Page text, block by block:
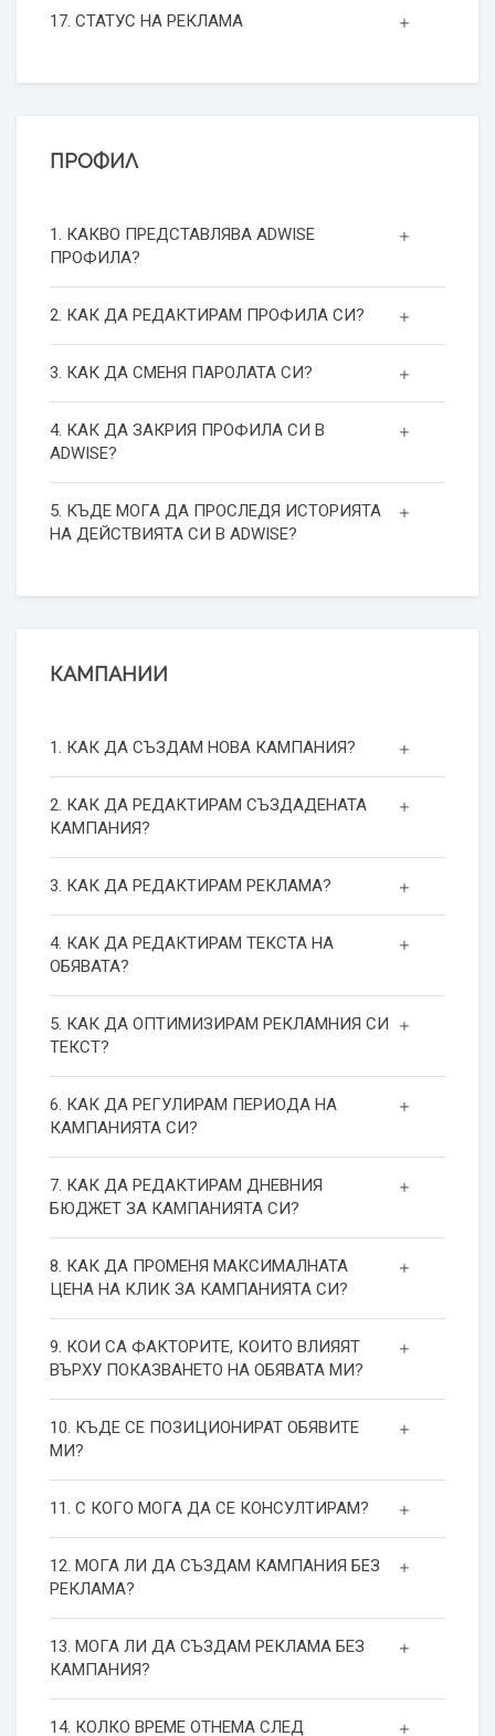
17. СТАТУС НА РЕКЛАМА
ПРОФИЛ
1. КАКВО ПРЕДСТАВЛЯВА ADWISE
ПРОФИЛА?
2. КАК ДА РЕДАКТИРАМ ПРОФИЛА СИ?
3. КАК ДА СМЕНЯ ПАРОЛАТА СИ?
4. КАК ДА ЗАКРИЯ ПРОФИЛА СИ В
ADWISE?
5. КЪДЕ МОГА ДА ПРОСЛЕДЯ ИСТОРИЯТА
НА ДЕЙСТВИЯТА СИ В ADWISE?
КАМПАНИИ
1. КАК ДА СЪЗДАМ НОВА КАМПАНИЯ?
2. КАК ДА РЕДАКТИРАМ СЪЗДАДЕНАТА
КАМПАНИЯ?
3. КАК ДА РЕДАКТИРАМ РЕКЛАМА?
4. КАК ДА РЕДАКТИРАМ ТЕКСТА НА
ОБЯВАТА?
5. КАК ДА ОПТИМИЗИРАМ РЕКЛАМНИЯ СИ
ТЕКСТ?
6. КАК ДА РЕГУЛИРАМ ПЕРИОДА НА
КАМПАНИЯТА СИ?
7. КАК ДА РЕДАКТИРАМ ДНЕВНИЯ
БЮДЖЕТ ЗА КАМПАНИЯТА СИ?
8. КАК ДА ПРОМЕНЯ МАКСИМАЛНАТА
ЦЕНА НА КЛИК ЗА КАМПАНИЯТА СИ?
9. КОИ СА ФАКТОРИТЕ, КОИТО ВЛИЯЯТ
ВЪРХУ ПОКАЗВАНЕТО НА ОБЯВАТА МИ?
10. КЪДЕ СЕ ПОЗИЦИОНИРАТ ОБЯВИТЕ
МИ?
11. С КОГО МОГА ДА СЕ КОНСУЛТИРАМ?
12. МОГА ЛИ ДА СЪЗДАМ КАМПАНИЯ БЕЗ
РЕКЛАМА?
13. МОГА ЛИ ДА СЪЗДАМ РЕКЛАМА БЕЗ
КАМПАНИЯ?
14. КОЛКО ВРЕМЕ ОТНЕМА СЛЕД